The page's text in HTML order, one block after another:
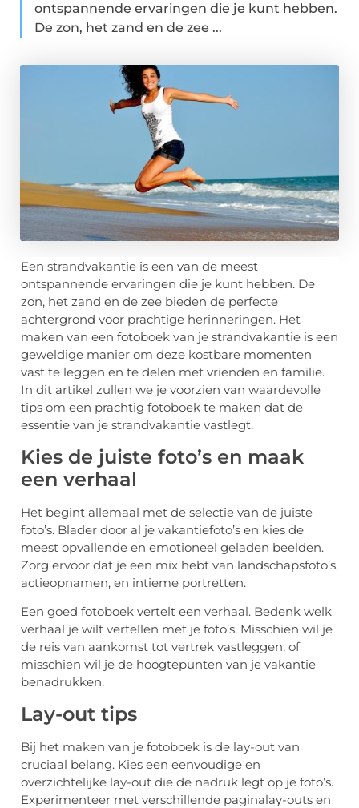
ontspannende ervaringen die je kunt hebben.
De zon, het zand en de zee ...
Een strandvakantie is een van de meest
ontspannende ervaringen die je kunt hebben. De
zon, het zand en de zee bieden de perfecte
achtergrond voor prachtige herinneringen. Het
maken van een fotoboek van je strandvakantie is een
geweldige manier om deze kostbare momenten
vast te leggen en te delen met vrienden en familie.
In dit artikel zullen we je voorzien van waardevolle
tips om een prachtig fotoboek te maken dat de
essentie van je strandvakantie vastlegt.
Kies de juiste foto’s en maak
een verhaal
Het begint allemaal met de selectie van de juiste
foto’s. Blader door al je vakantiefoto’s en kies de
meest opvallende en emotioneel geladen beelden.
Zorg ervoor dat je een mix hebt van landschapsfoto’s,
actieopnamen, en intieme portretten.
Een goed fotoboek vertelt een verhaal. Bedenk welk
verhaal je wilt vertellen met je foto’s. Misschien wil je
de reis van aankomst tot vertrek vastleggen, of
misschien wil je de hoogtepunten van je vakantie
benadrukken.
Lay-out tips
Bij het maken van je fotoboek is de lay-out van
cruciaal belang. Kies een eenvoudige en
overzichtelijke lay-out die de nadruk legt op je foto’s.
Experimenteer met verschillende paginalay-outs en